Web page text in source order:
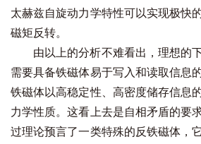
太赫兹自旋动力学特性可以实现极快
磁矩反转。
由以上的分析不难看出，理想的
需要具备铁磁体易于写入和读取信息
铁磁体以高稳定性、高密度储存信息
力学性质。这看上去是自相矛盾的要
过理论预言了一类特殊的反铁磁体，